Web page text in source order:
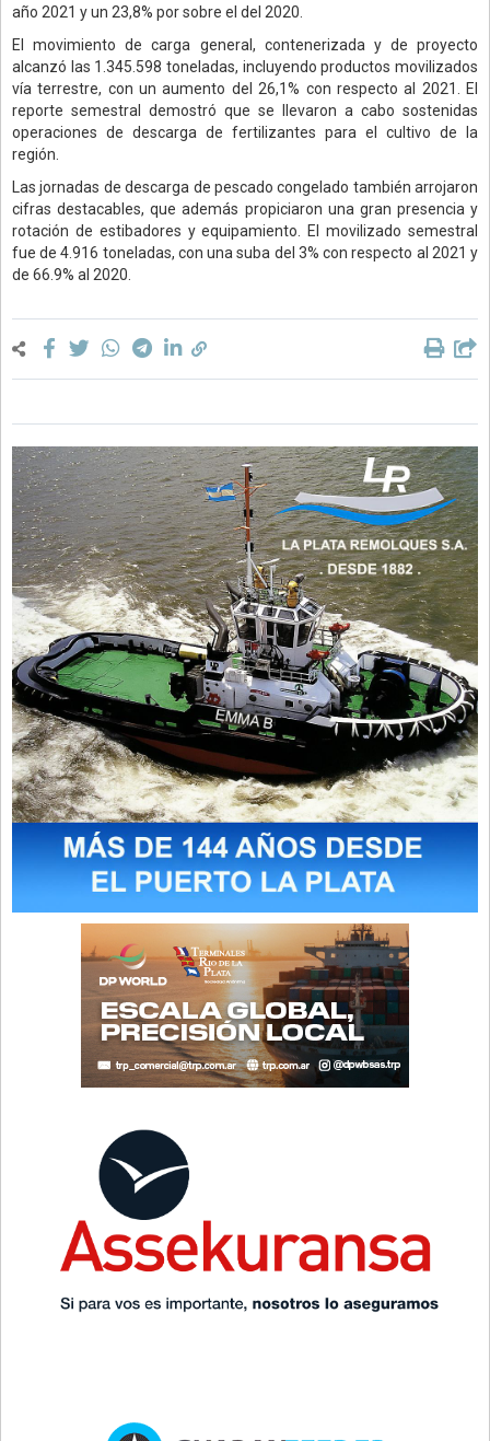
año 2021 y un 23,8% por sobre el del 2020.
El movimiento de carga general, contenerizada y de proyecto
alcanzó las 1.345.598 toneladas, incluyendo productos movilizados
vía terrestre, con un aumento del 26,1% con respecto al 2021. El
reporte semestral demostró que se llevaron a cabo sostenidas
operaciones de descarga de fertilizantes para el cultivo de la
región.
Las jornadas de descarga de pescado congelado también arrojaron
cifras destacables, que además propiciaron una gran presencia y
rotación de estibadores y equipamiento. El movilizado semestral
fue de 4.916 toneladas, con una suba del 3% con respecto al 2021 y
de 66.9% al 2020.